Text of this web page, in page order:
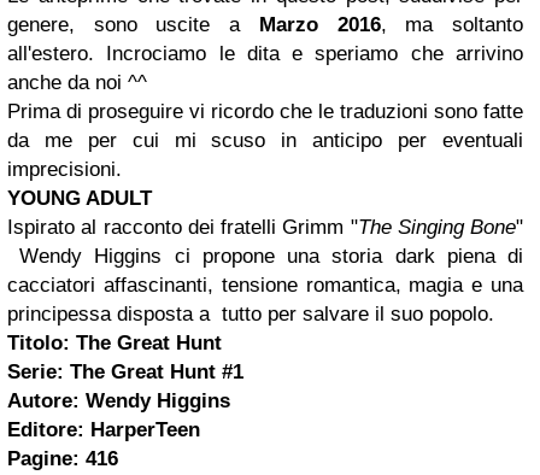
genere, sono uscite a Marzo 2016, ma soltanto
all'estero. Incrociamo le dita e speriamo che arrivino
anche da noi ^^
Prima di proseguire vi ricordo che le traduzioni sono fatte
da me per cui mi scuso in anticipo per eventuali
imprecisioni.
YOUNG ADULT
Ispirato al racconto dei fratelli Grimm "The Singing Bone"
Wendy Higgins ci propone una storia dark piena di
cacciatori affascinanti, tensione romantica, magia e una
principessa disposta a tutto per salvare il suo popolo.
Titolo: The Great Hunt
Serie: The Great Hunt #1
Autore: Wendy Higgins
Editore: HarperTeen
Pagine: 416